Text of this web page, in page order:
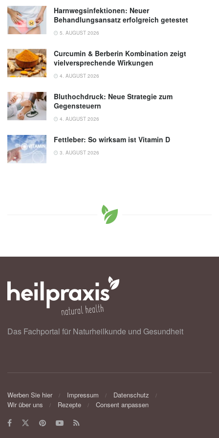
Harnwegsinfektionen: Neuer
Behandlungsansatz erfolgreich getestet
5. AUGUST 2026
Curcumin & Berberin Kombination zeigt
vielversprechende Wirkungen
4. AUGUST 2026
Bluthochdruck: Neue Strategie zum
Gegensteuern
4. AUGUST 2026
Fettleber: So wirksam ist Vitamin D
3. AUGUST 2026
Das Fachportal für Naturheilkunde und Gesundheit
Werben Sie hier Impressum
Datenschutz
Wir über uns
Rezepte Consent anpassen